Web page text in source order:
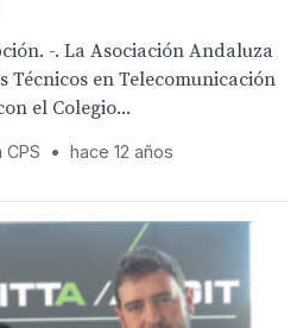
-. La Asociación Andaluza
Técnicos en Telecomunicación
el Colegio...
• hace 12 años